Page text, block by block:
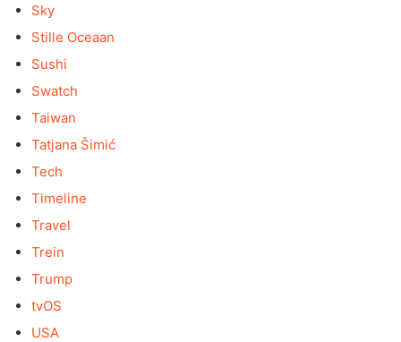
Sky
Stille Oceaan
Sushi
Swatch
Taiwan
Tatjana Šimić
Tech
Timeline
Travel
Trein
Trump
tvOS
USA